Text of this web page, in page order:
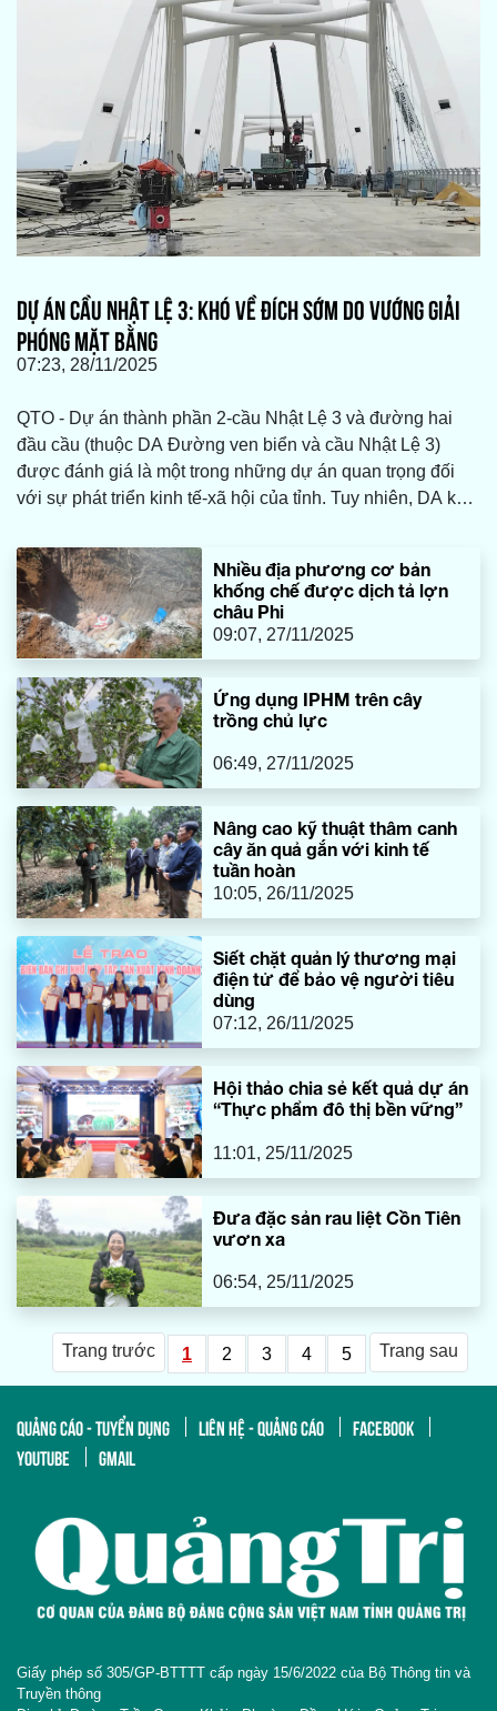
DỰ ÁN CẦU NHẬT LỆ 3: KHÓ VỀ ĐÍCH SỚM DO VƯỚNG GIẢI
PHÓNG MẶT BẰNG
07:23, 28/11/2025
QTO - Dự án thành phần 2-cầu Nhật Lệ 3 và đường hai
đầu cầu (thuộc DA Đường ven biển và cầu Nhật Lệ 3)
được đánh giá là một trong những dự án quan trọng đối
với sự phát triển kinh tế-xã hội của tỉnh. Tuy nhiên, DA khó
vướng mắc trong công tác giải phóng mặt bằng.
Nhiều địa phương cơ bản
khống chế được dịch tả lợn
châu Phi
09:07, 27/11/2025
Ứng dụng IPHM trên cây
trồng chủ lực
06:49, 27/11/2025
Nâng cao kỹ thuật thâm canh
cây ăn quả gắn với kinh tế
tuần hoàn
10:05, 26/11/2025
Siết chặt quản lý thương mại
điện tử để bảo vệ người tiêu
dùng
07:12, 26/11/2025
Hội thảo chia sẻ kết quả dự án
“Thực phẩm đô thị bền vững”
11:01, 25/11/2025
Đưa đặc sản rau liệt Cồn Tiên
vươn xa
06:54, 25/11/2025
Trang trước 1 2 3 4 5 Trang sau
QUẢNG CÁO - TUYỂN DỤNG LIÊN HỆ - QUẢNG CÁO
FACEBOOK
YOUTUBE
GMAIL
Giấy phép số 305/GP-BTTTT cấp ngày 15/6/2022 của Bộ Thông tin và
Truyền thông